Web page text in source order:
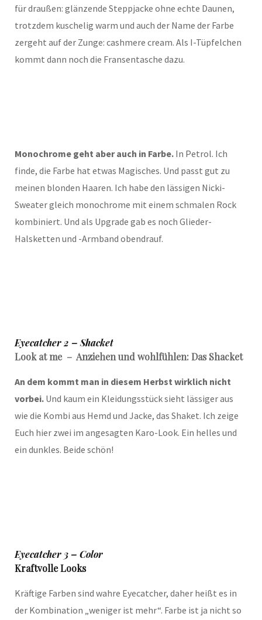
für draußen: glänzende Steppjacke ohne echte Daunen,
trotzdem kuschelig warm und auch der Name der Farbe
zergeht auf der Zunge: cashmere cream. Als I-Tüpfelchen
kommt dann noch die Fransentasche dazu.
Monochrome geht aber auch in Farbe. In Petrol. Ich
finde, die Farbe hat etwas Magisches. Und passt gut zu
meinen blonden Haaren. Ich habe den lässigen Nicki-
Sweater gleich monochrome mit einem schmalen Rock
kombiniert. Und als Upgrade gab es noch Glieder-
Halsketten und -Armband obendrauf.
Eyecatcher 2 – Shacket
Look at me – Anziehen und wohlfühlen: Das Shacket
An dem kommt man in diesem Herbst wirklich nicht
vorbei. Und kaum ein Kleidungsstück sieht lässiger aus
wie die Kombi aus Hemd und Jacke, das Shaket. Ich zeige
Euch hier zwei im angesagten Karo-Look. Ein helles und
ein dunkles. Beide schön!
Eyecatcher 3 – Color
Kraftvolle Looks
Kräftige Farben sind wahre Eyecatcher, daher heißt es in
der Kombination „weniger ist mehr“. Farbe ist ja nicht so